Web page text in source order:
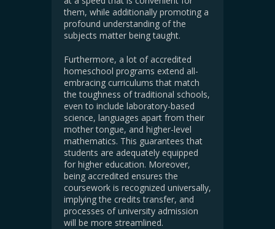
them, while additionally promoting a
profound understanding of the
subjects matter being taught.
Furthermore, a lot of accredited
homeschool programs extend all-
embracing curriculums that match
the toughness of traditional schools,
even to include laboratory-based
science, languages apart from their
mother tongue, and higher-level
mathematics. This guarantees that
students are adequately equipped
for higher education. Moreover,
being accredited ensures the
coursework is recognized universally,
implying the credits transfer, and
processes of university admission
will be more streamlined.